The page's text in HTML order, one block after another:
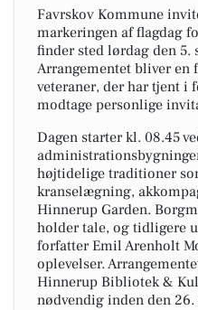
Favrskov Kommune
markeringen af flagdag
finder sted lørdag den 5.
Arrangementet bliver en
veteraner, der har tjent i
modtage personlige
Dagen starter kl. 08.45
højtidelige traditioner
kranselægning,
Hinnerup Garden.
holder tale, og tidligere
forfatter Emil Arenholt
oplevelser.
Hinnerup Bibliotek &
nødvendig inden den 26.